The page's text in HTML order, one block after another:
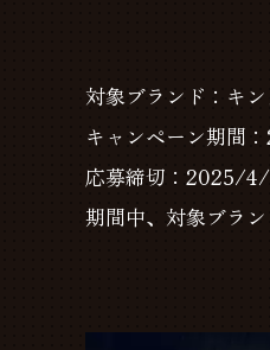
対象ブランド：キ
キャンペーン期間
応募締切：2025/
期間中、対象ブラ